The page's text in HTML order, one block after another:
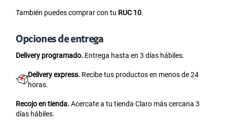
También puedes comprar con tu RUC 10.
Opciones de entrega
Delivery programado. Entrega hasta en 3 días hábiles.
Delivery express. Recibe tus productos en menos de 24
horas.
Recojo en tienda. Acercate a tu tienda Claro más cercana 3
días hábiles.